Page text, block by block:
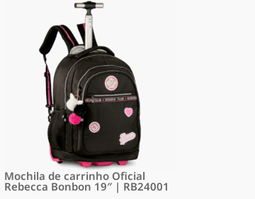
Mochila de carrinho Oficial
Rebecca Bonbon 19″ | RB24001